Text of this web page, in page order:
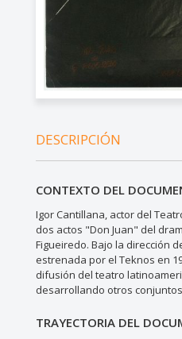
DESCRIPCIÓN
CONTEXTO DEL
Igor Cantillana, actor del
dos actos "Don Juan" del
Figueiredo. Bajo la dirección
estrenada por el Teknos en
difusión del teatro
desarrollando otros
TRAYECTORIA DEL